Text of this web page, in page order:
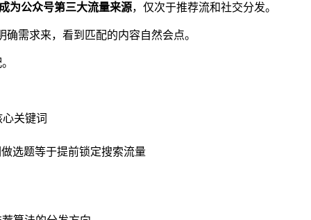
为公众号第三大流量来源，仅次于推荐流和社交分发。
需求来，看到匹配的内容自然会点。
关键词
选题等于提前锁定搜索流量